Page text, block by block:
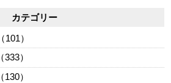
カテゴリー
（101）
（333）
（130）